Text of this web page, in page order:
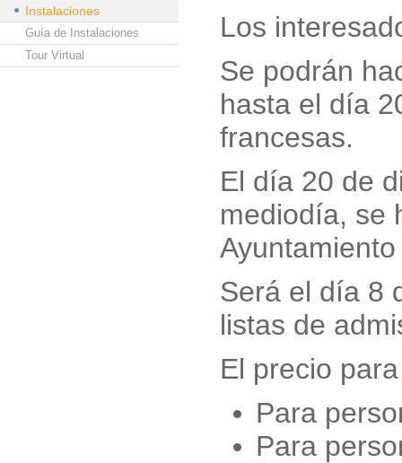
Instalaciones
Guía de Instalaciones
Tour Virtual
Los
Se podrán
hasta el día
francesas.
El día 20 de
mediodía, se
Será el día 8
listas de
El precio
Para
Para